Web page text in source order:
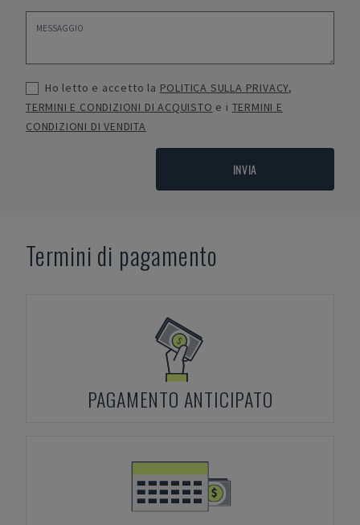
Ho letto e accetto la POLITICA SULLA PRIVACY,
TERMINI E CONDIZIONI DI ACQUISTO e i TERMINI E
CONDIZIONI DI VENDITA
INVIA
Termini di pagamento
PAGAMENTO ANTICIPATO